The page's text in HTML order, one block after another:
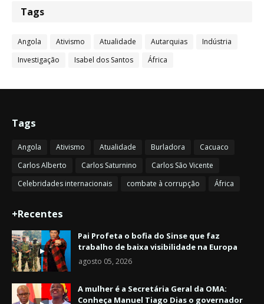
Tags
Angola Ativismo Atualidade Autarquias
Indústria
Investigação
Isabel dos Santos África
Tags
Angola Ativismo Atualidade Burladora
Cacuaco
Carlos Alberto
Carlos Saturnino
Carlos São Vicente
Celebridades internacionais
combate à corrupção África
+Recentes
Pai Profeta o bofia do Sinse que faz
trabalho de baixa visibilidade na Europa
agosto 05, 2026
A mulher é a Secretária Geral da OMA:
Conheça Manuel Tiago Dias o governador